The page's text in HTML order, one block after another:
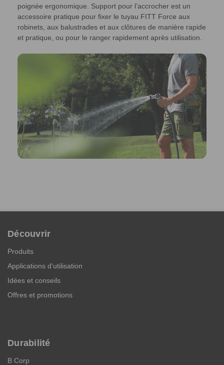
poignée ergonomique. Support pour l’accrocher est un
accessoire pratique pour fixer le tuyau FITT Force aux
robinets, aux balustrades et aux clôtures de manière rapide
et pratique, ou pour le ranger rapidement après utilisation.
Découvrir
Produits
Applications d'utilisation
Idées et conseils
Offres et promotions
Durabilité
B Corp